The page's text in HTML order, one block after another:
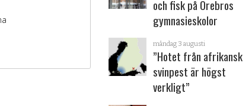
och fisk på Örebros
gymnasieskolor
måndag 3 augusti
”Hotet från afrikansk
svinpest är högst
verkligt”